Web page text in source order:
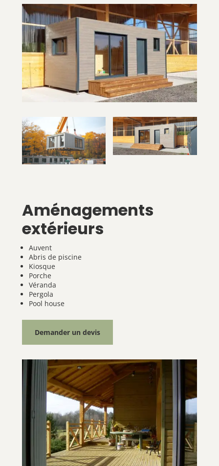
Aménagements
extérieurs
Auvent
Abris de piscine
Kiosque
Porche
Véranda
Pergola
Pool house
Demander un devis